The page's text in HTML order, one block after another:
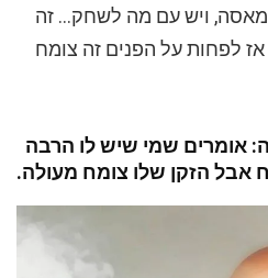
ויש עם מה לשחק… זה
לפחות על הפנים זה צומח
אומרים שמי שיש לו הרבה
אבל הזקן שלו צומח מעולה.